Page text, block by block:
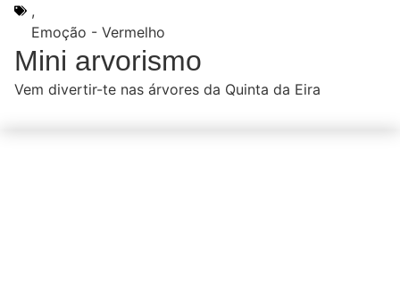
,
Emoção - Vermelho
Mini arvorismo
Vem divertir-te nas árvores da Quinta da Eira